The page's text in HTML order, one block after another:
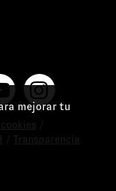
Transparencia
mejorar tu